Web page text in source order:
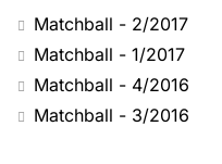
Matchball - 2/2017
Matchball - 1/2017
Matchball - 4/2016
Matchball - 3/2016